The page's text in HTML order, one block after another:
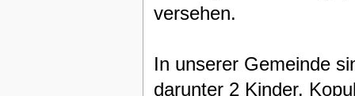
versehen.
In unserer Gemeinde
darunter 2 Kinder.